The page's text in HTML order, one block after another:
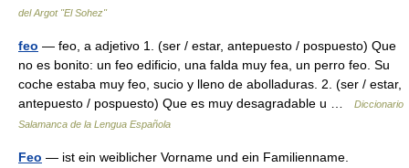
del Argot "El Sohez"
feo — feo, a adjetivo 1. (ser / estar, antepuesto / pospuesto) Que
no es bonito: un feo edificio, una falda muy fea, un perro feo. Su
coche estaba muy feo, sucio y lleno de abolladuras. 2. (ser / estar,
antepuesto / pospuesto) Que es muy desagradable u …
Diccionario
Salamanca de la Lengua Española
Feo — ist ein weiblicher Vorname und ein Familienname.